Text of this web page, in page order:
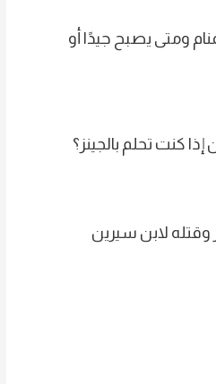
ومتى يصبح جيدًا أو
كنت تحلم بالجينز؟
لابن سيرين